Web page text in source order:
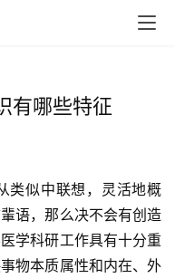
有哪些特征
类似中联想，灵活地概
语，那么决不会有创造
学科研工作具有十分重
物本质属性和内在、外